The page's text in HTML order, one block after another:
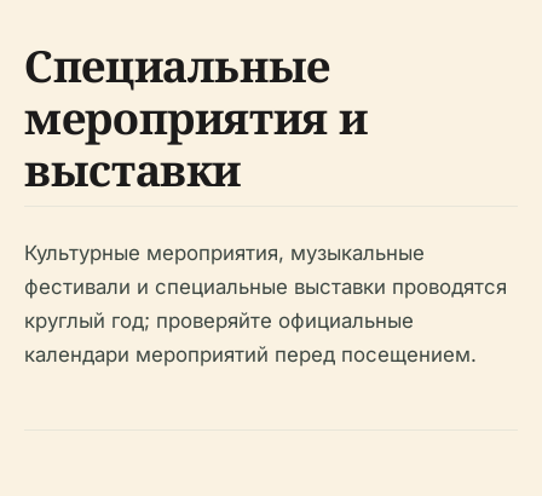
Специальные
мероприятия и
выставки
Культурные мероприятия, музыкальные
фестивали и специальные выставки проводятся
круглый год; проверяйте официальные
календари мероприятий перед посещением.